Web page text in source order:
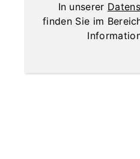
In unserer
finden Sie im